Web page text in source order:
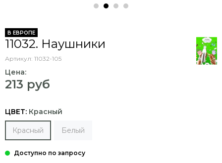
В ЕВРОПЕ
11032. Наушники
Артикул: 11032-105
Цена:
213 руб
ЦВЕТ: Красный
Красный Белый